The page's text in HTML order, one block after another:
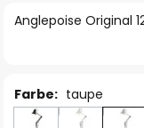
Anglepoise Original
Farbe: taupe